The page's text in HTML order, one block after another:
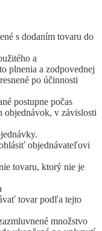
s dodaním tovaru do
a
plnenia a zodpovednej
po účinnosti
postupne počas
objednávok, v závislosti
objednávateľovi
tovaru, ktorý nie je
tovar podľa tejto
množstvo